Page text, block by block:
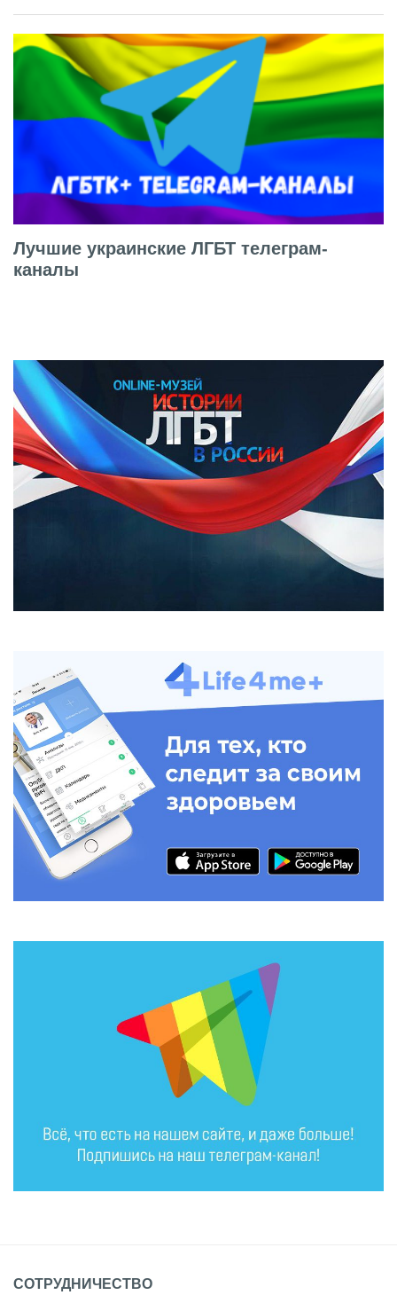
Лучшие украинские ЛГБТ телеграм-
каналы
СОТРУДНИЧЕСТВО